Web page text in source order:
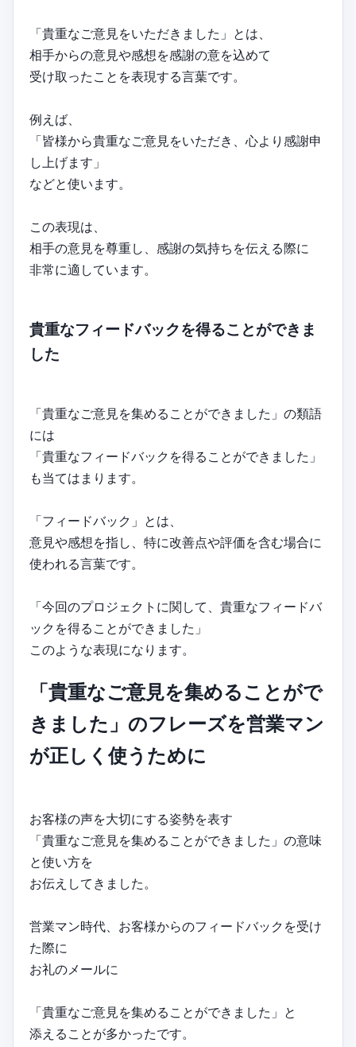
「貴重なご意見をいただきました」とは、
相手からの意見や感想を感謝の意を込めて
受け取ったことを表現する言葉です。
例えば、
「皆様から貴重なご意見をいただき、心より感謝申
し上げます」
などと使います。
この表現は、
相手の意見を尊重し、感謝の気持ちを伝える際に
非常に適しています。
貴重なフィードバックを得ることができま
した
「貴重なご意見を集めることができました」の類語
には
「貴重なフィードバックを得ることができました」
も当てはまります。
「フィードバック」とは、
意見や感想を指し、特に改善点や評価を含む場合に
使われる言葉です。
「今回のプロジェクトに関して、貴重なフィードバ
ックを得ることができました」
このような表現になります。
「貴重なご意見を集めることがで
きました」のフレーズを営業マン
が正しく使うために
お客様の声を大切にする姿勢を表す
「貴重なご意見を集めることができました」の意味
と使い方を
お伝えしてきました。
営業マン時代、お客様からのフィードバックを受け
た際に
お礼のメールに
「貴重なご意見を集めることができました」と
添えることが多かったです。